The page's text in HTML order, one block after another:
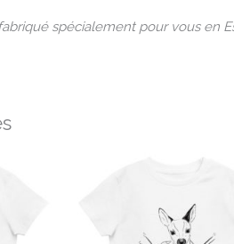
spécialement pour vous en